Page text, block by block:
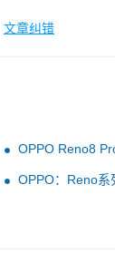
文章纠错
OPPO Reno8
OPPO：Reno系